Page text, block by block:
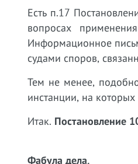
Есть п.17
вопросах
Информационное
судами споров,
Тем не менее,
инстанции, на
Итак. Постановление
Фабула дела.